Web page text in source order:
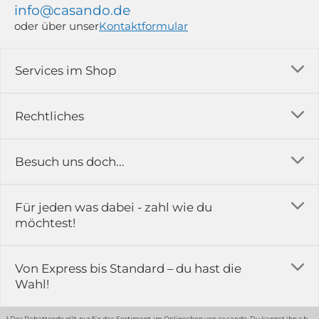
Rechtliches
Impressum
Rückgabe & Reklamation
Widerrufsrecht
Datenschutz-Einstellung
Services im Shop
Versandkosten
Erfahrungsberichte & Bewertungen
Kontakt
Karriere
Gewerbekunden
Grounding Page
Besuch uns doch...
in der Ausstellung...
51789 Lindlar
Hinweis:
info@casando.de
oder über unserKontaktformular
Für jeden was dabei - zahl wie du
möchtest!
Von Express bis Standard – du hast die
Wahl!